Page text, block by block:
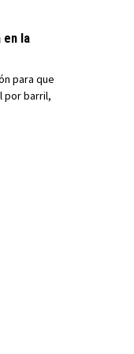
en la
para que
por barril,